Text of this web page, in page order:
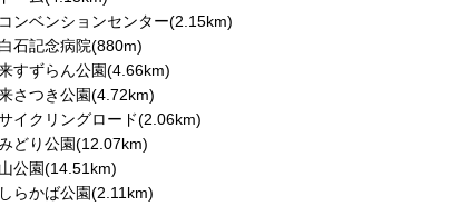
ンベンションセンター(2.15km)
石記念病院(880m)
すずらん公園(4.66km)
さつき公園(4.72km)
イクリングロード(2.06km)
どり公園(12.07km)
公園(14.51km)
らかば公園(2.11km)